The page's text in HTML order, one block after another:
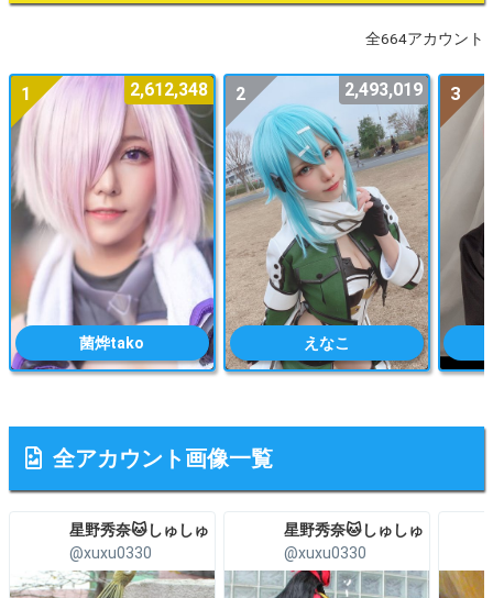
全664アカウント
菌烨tako
1 2,612,348
えなこ
2 2,493,019 3
全アカウント画像一覧
星野秀奈🐱しゅしゅ
@xuxu0330
星野秀奈🐱しゅしゅ
@xuxu0330